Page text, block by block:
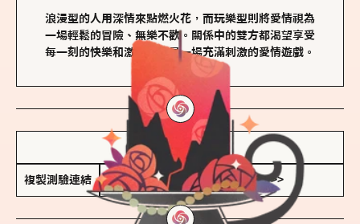
浪漫型的人用深情來點燃火花，而玩樂型則將愛情視為
一場輕鬆的冒險、無樂不歡。關係中的雙方都渴望享受
每一刻的快樂和激動，像是一場充滿刺激的愛情遊戲。
儲存我的結果圖
複製測驗連結 查看香氛類型全解析 >>>